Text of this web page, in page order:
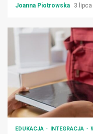
Joanna Piotrowska 3
EDUKACJA INTEGRACJA